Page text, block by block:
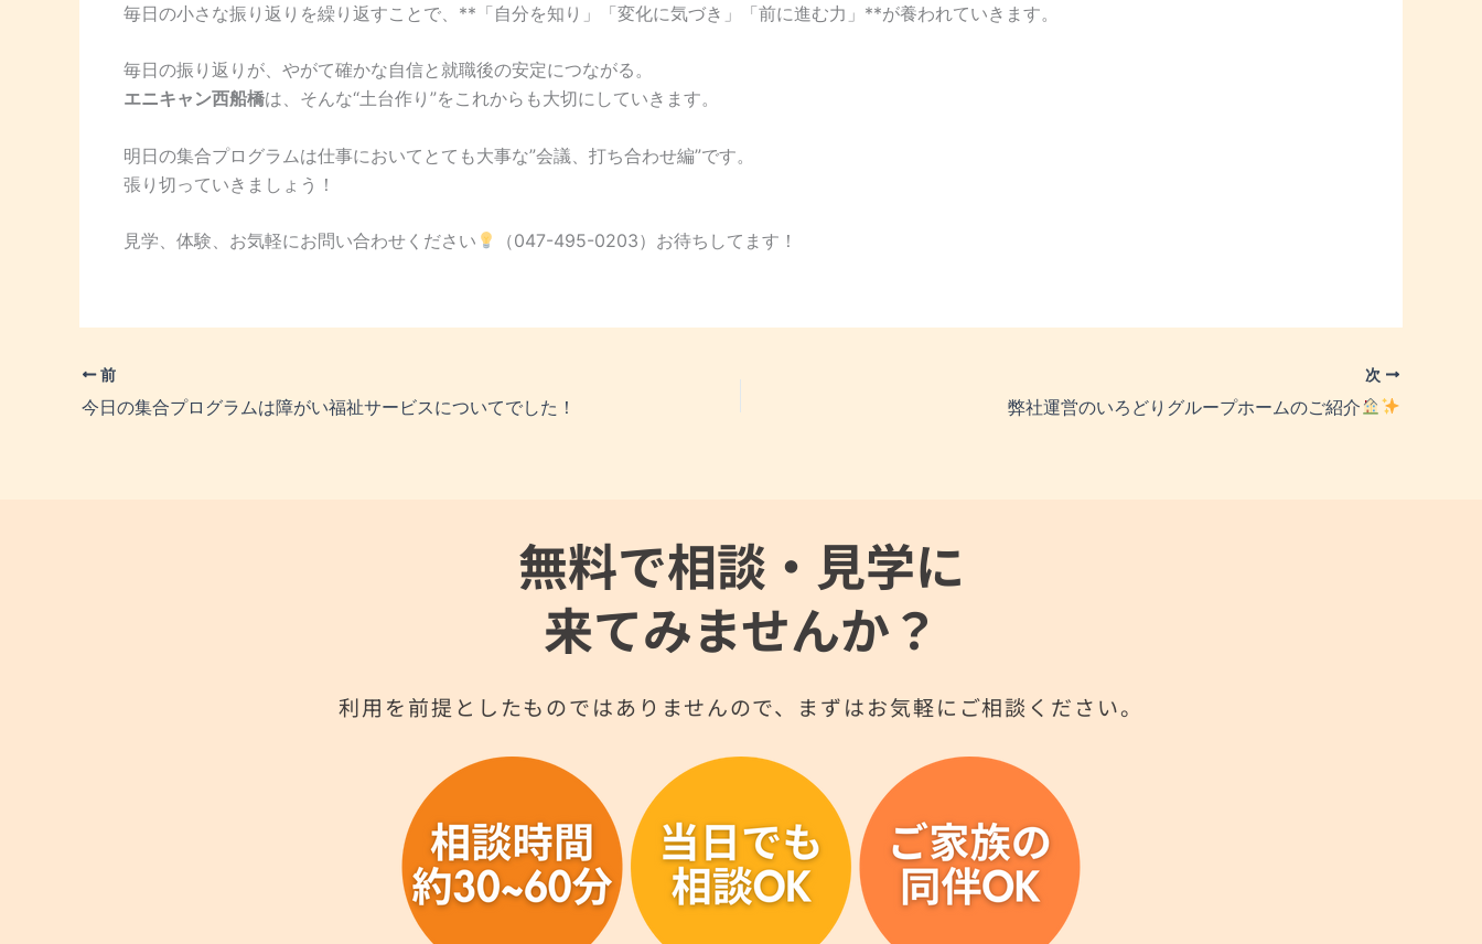
毎日の小さな振り返りを繰り返すことで、**「自分を知り」「変化に気づき」「前に進む力」**が養われていきます。
毎日の振り返りが、やがて確かな自信と就職後の安定につながる。
エニキャン西船橋は、そんな“土台作り”をこれからも大切にしていきます。
明日の集合プログラムは仕事においてとても大事な”会議、打ち合わせ編”です。
張り切っていきましょう！
見学、体験、お気軽にお問い合わせください （047-495-0203）お待ちしてます！
前
今日の集合プログラムは障がい福祉サービスについてでした！
次
弊社運営のいろどりグループホームのご紹介
無料で相談・見学に
来てみませんか？
利用を前提としたものではありませんので、まずはお気軽にご相談ください。